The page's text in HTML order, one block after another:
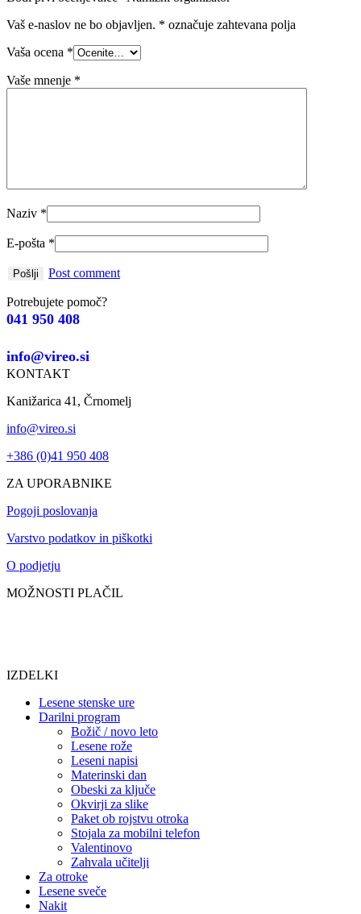
Vaš e-naslov ne bo objavljen. * označuje zahtevana polja
Vaša ocena *
Vaše mnenje *
Naziv *
E-pošta *
Post comment
Potrebujete pomoč?
041 950 408
info@vireo.si
KONTAKT
Kanižarica 41, Črnomelj
info@vireo.si
+386 (0)41 950 408
ZA UPORABNIKE
Pogoji poslovanja
Varstvo podatkov in piškotki
O podjetju
MOŽNOSTI PLAČIL
IZDELKI
Lesene stenske ure
Darilni program
Božič / novo leto
Lesene rože
Leseni napisi
Materinski dan
Obeski za ključe
Okvirji za slike
Paket ob rojstvu otroka
Stojala za mobilni telefon
Valentinovo
Zahvala učitelji
Za otroke
Lesene sveče
Nakit